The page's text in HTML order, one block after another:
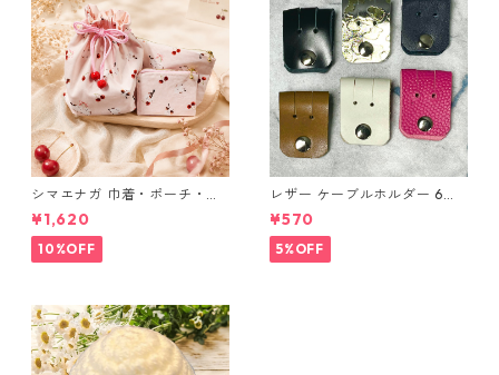
シマエナガ 巾着・ポーチ・ミ
ニポーチ(カード収納にも) ３
点セット さくらんぼ柄×淡いピ
ンク
¥1,620
10%OFF
レザー ケーブルホルダー 6個
セット
¥570
5%OFF